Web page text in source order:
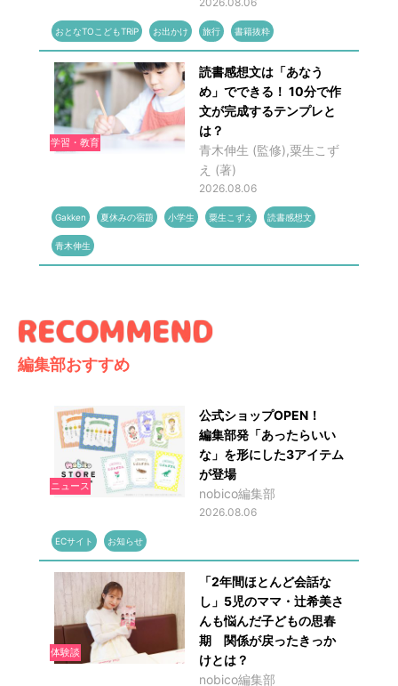
おとなTOこどもTRiP お出かけ 旅行 書籍抜粋
学習・教育
読書感想文は「あなう
め」でできる！ 10分で作
文が完成するテンプレと
は？
青木伸生 (監修),粟生こず
え (著)
2026.08.06
Gakken 夏休みの宿題 小学生 粟生こずえ 読書感想文
青木伸生
編集部おすすめ
ニュース
公式ショップOPEN！
編集部発「あったらいい
な」を形にした3アイテム
が登場
nobico編集部
2026.08.06
ECサイト お知らせ
体験談
「2年間ほとんど会話な
し」5児のママ・辻希美さ
んも悩んだ子どもの思春
期 関係が戻ったきっか
けとは？
nobico編集部